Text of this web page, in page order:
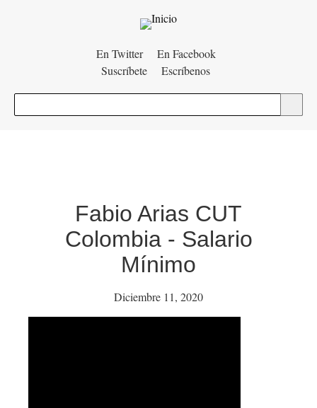
En Twitter
En Facebook
Suscríbete
Escríbenos
Fabio Arias CUT
Colombia - Salario
Mínimo
Diciembre 11, 2020